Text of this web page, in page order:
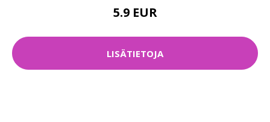
5.9 EUR
LISÄTIETOJA